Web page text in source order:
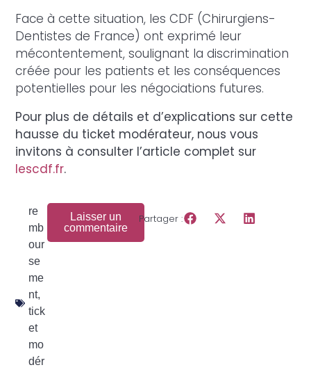
Face à cette situation, les CDF (Chirurgiens-
Dentistes de France) ont exprimé leur
mécontentement, soulignant la discrimination
créée pour les patients et les conséquences
potentielles pour les négociations futures.
Pour plus de détails et d’explications sur cette
hausse du ticket modérateur, nous vous
invitons à consulter l’article complet sur
lescdf.fr.
re
mb
our
se
me
nt,
tick
et
mo
dér
Laisser un
commentaire
Partager :